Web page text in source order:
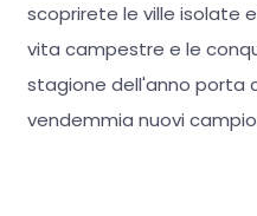
scoprirete le ville isolate
vita campestre e le
stagione dell'anno porta
vendemmia nuovi